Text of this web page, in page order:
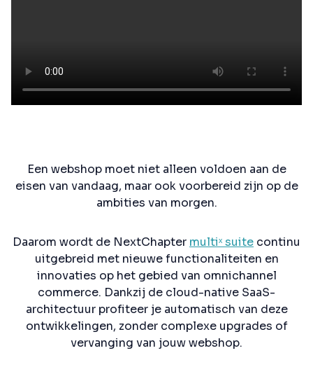
Een webshop moet niet alleen voldoen aan de
eisen van vandaag, maar ook voorbereid zijn op de
ambities van morgen.
Daarom wordt de NextChapter multiˣ suite continu
uitgebreid met nieuwe functionaliteiten en
innovaties op het gebied van omnichannel
commerce. Dankzij de cloud-native SaaS-
architectuur profiteer je automatisch van deze
ontwikkelingen, zonder complexe upgrades of
vervanging van jouw webshop.